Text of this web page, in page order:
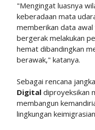
"Mengingat luasnya
keberadaan mata
memberikan data
bergerak melakukan
hemat dibandingkan
berawak," katanya.
Sebagai rencana
Digitaldiproyeksikan
membangun
lingkungan